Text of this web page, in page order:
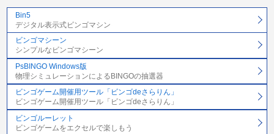
Bin5
デジタル表示式ビンゴマシン
ビンゴマシーン
シンプルなビンゴマシーン
PsBINGO Windows版
物理シミュレーションによるBINGOの抽選器
ビンゴゲーム開催用ツール「ビンゴdeさらりん」
ビンゴゲーム開催用ツール「ビンゴdeさらりん」
ビンゴルーレット
ビンゴゲームをエクセルで楽しもう